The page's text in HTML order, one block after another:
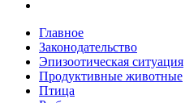
Главное
Законодательство
Эпизоотическая ситуация
Продуктивные животные
Птица